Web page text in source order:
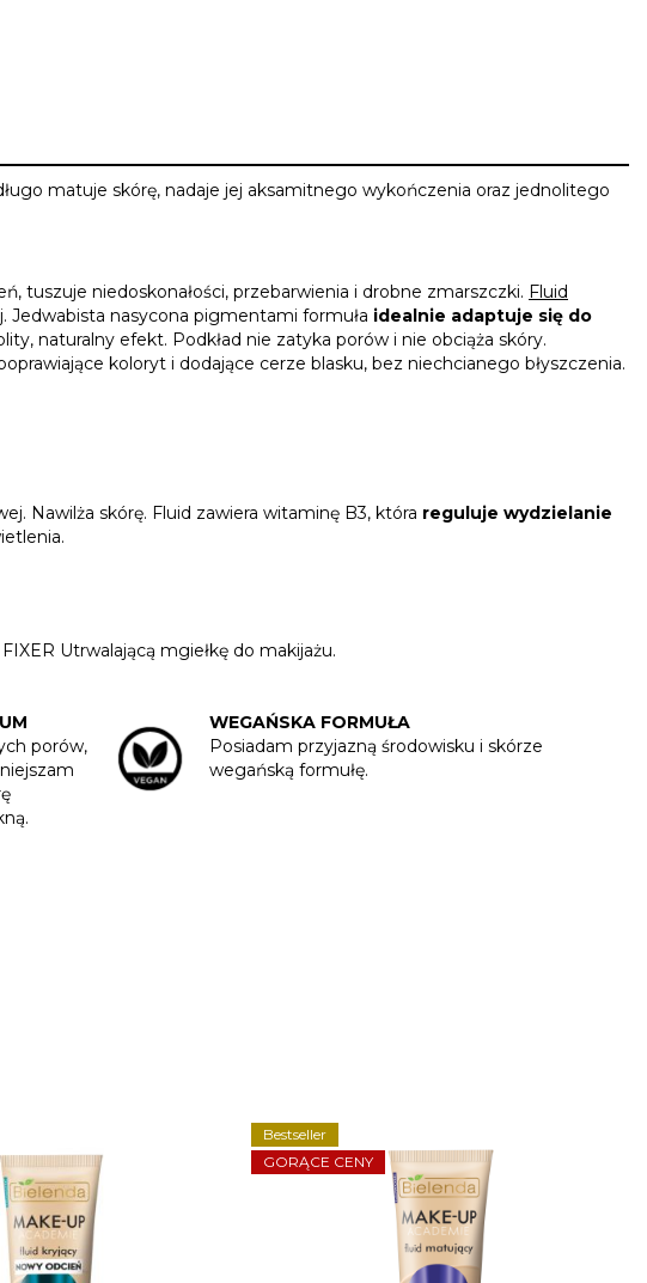
matuje skórę, nadaje jej aksamitnego wykończenia oraz jednolitego
tuszuje niedoskonałości, przebarwienia i drobne zmarszczki. Fluid
Jedwabista nasycona pigmentami formuła idealnie adaptuje się do
naturalny efekt. Podkład nie zatyka porów i nie obciąża skóry.
koloryt i dodające cerze blasku, bez niechcianego błyszczenia.
Nawilża skórę. Fluid zawiera witaminę B3, która reguluje wydzielanie
Utrwalającą mgiełkę do makijażu.
porów,
WEGAŃSKA FORMUŁA
Posiadam przyjazną środowisku i skórze
wegańską formułę.
Bestseller
GORĄCE CENY